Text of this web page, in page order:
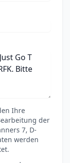
Ihre
der
7, D-
werden